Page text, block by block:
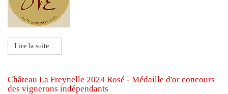
Lire la suite...
Château La Freynelle 2024 Rosé - Médaille d'or concours
des vignerons indépendants